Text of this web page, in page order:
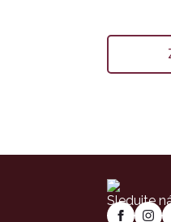
Sledujte